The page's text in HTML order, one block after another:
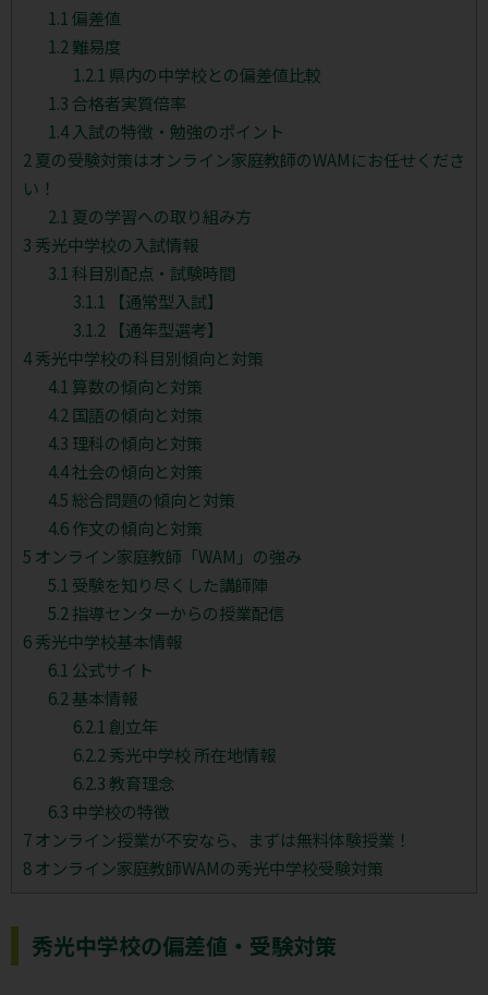
1.1 偏差値
1.2 難易度
1.2.1 県内の中学校との偏差値比較
1.3 合格者実質倍率
1.4入試の特徴・勉強のポイント
2 夏の受験対策はオンライン家庭教師のWAMにお任せくださ
い！
2.1 夏の学習への取り組み方
3 秀光中学校の入試情報
3.1 科目別配点・試験時間
3.1.1
【通常型入試】
3.1.2 【通年型選考】
4秀光中学校の科目別傾向と対策
4.1 算数の傾向と対策
4.2 国語の傾向と対策
4.3 理科の傾向と対策
4.4社会の傾向と対策
4.5 総合問題の傾向と対策
4.6作文の傾向と対策
5 オンライン家庭教師「WAM」の強み
5.1 受験を知り尽くした講師陣
5.2 指導センターからの授業配信
6秀光中学校基本情報
6.1 公式サイト
6.2 基本情報
6.2.1 創立年
6.2.2 秀光中学校 所在地情報
6.2.3教育理念
6.3 中学校の特徴
7オンライン授業が不安なら、まずは無料体験授業！
8オンライン家庭教師WAMの秀光中学校受験対策
秀光中学校の偏差値・受験対策